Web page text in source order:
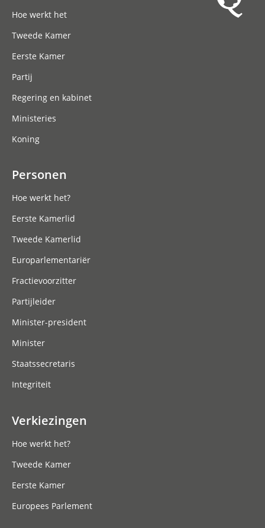
Hoe werkt het
Tweede Kamer
Eerste Kamer
Partij
Regering en kabinet
Ministeries
Koning
Personen
Hoe werkt het?
Eerste Kamerlid
Tweede Kamerlid
Europarlementariër
Fractievoorzitter
Partijleider
Minister-president
Minister
Staatssecretaris
Integriteit
Verkiezingen
Hoe werkt het?
Tweede Kamer
Eerste Kamer
Europees Parlement